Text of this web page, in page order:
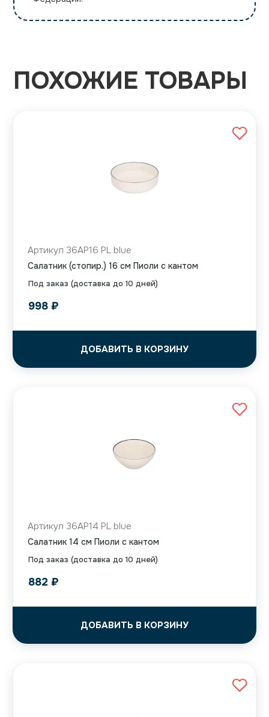
ПОХОЖИЕ ТОВАРЫ
Под заказ (доставка до 10 дней)
Артикул 36AP16 PL blue
Салатник (стопир.) 16 см Пиоли с кантом
998 ₽
ДОБАВИТЬ В КОРЗИНУ
Под заказ (доставка до 10 дней)
Артикул 36AP14 PL blue
Салатник 14 см Пиоли с кантом
882 ₽
ДОБАВИТЬ В КОРЗИНУ